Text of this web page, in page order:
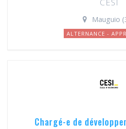
CESI
Mauguio
ALTERNANCE -
Chargé-e de